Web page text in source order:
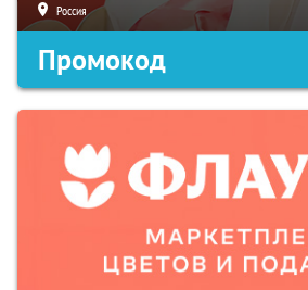
Россия
Промокод